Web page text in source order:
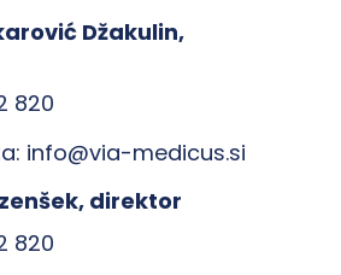
Džakulin,
820
info@via-medicus.si
direktor
820